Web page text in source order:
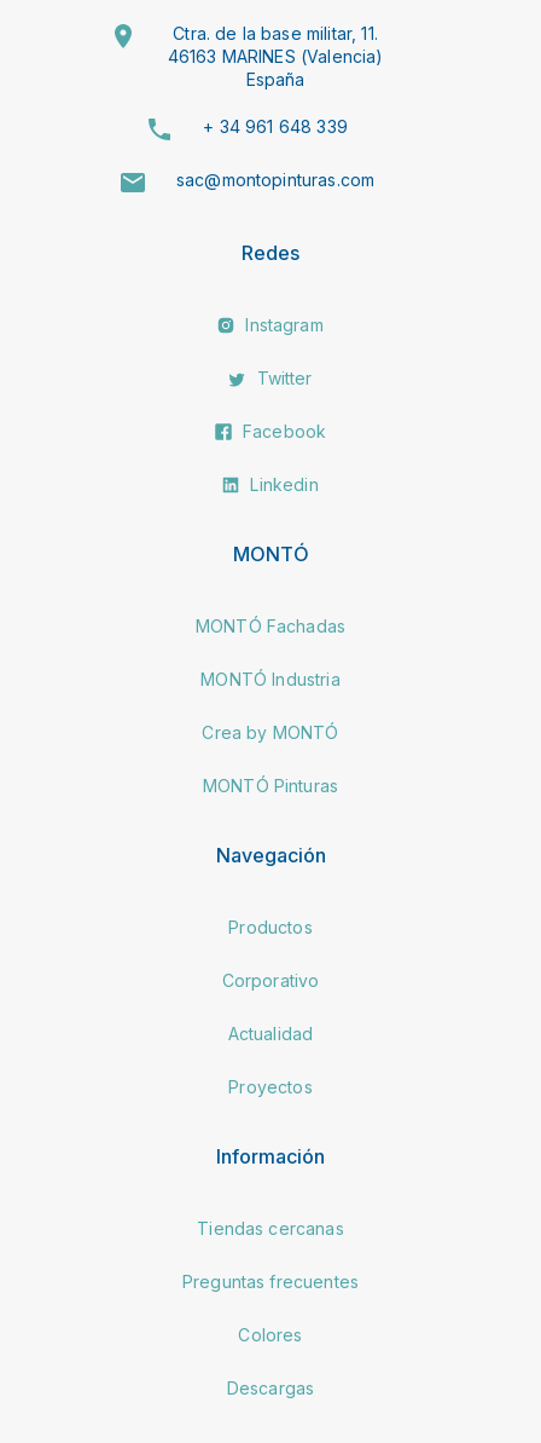
Ctra. de la base militar, 11.
46163 MARINES (Valencia)
España
+ 34 961 648 339
sac@montopinturas.com
Redes
Instagram
Twitter
Facebook
Linkedin
MONTÓ
MONTÓ Fachadas
MONTÓ Industria
Crea by MONTÓ
MONTÓ Pinturas
Navegación
Productos
Corporativo
Actualidad
Proyectos
Información
Tiendas cercanas
Preguntas frecuentes
Colores
Descargas